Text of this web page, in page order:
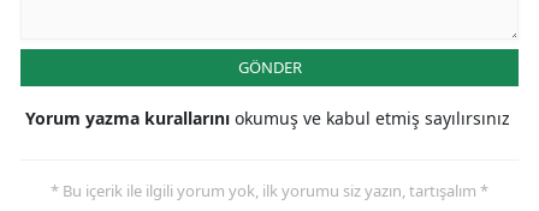
GÖNDER
Yorum yazma kurallarını okumuş ve kabul etmiş sayılırsınız
* Bu içerik ile ilgili yorum yok, ilk yorumu siz yazın, tartışalım *